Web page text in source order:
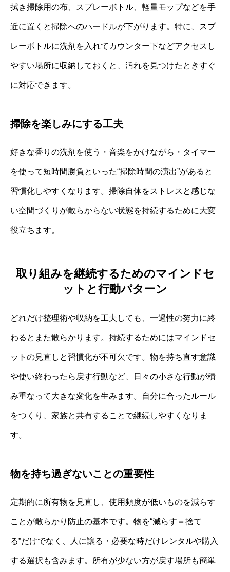
拭き掃除用の布、スプレーボトル、軽量モップなどを手
近に置くと掃除へのハードルが下がります。特に、スプ
レーボトルに洗剤を入れてカウンター下などアクセスし
やすい場所に収納しておくと、汚れを見つけたときすぐ
に対応できます。
掃除を楽しみにする工夫
好きな香りの洗剤を使う・音楽をかけながら・タイマー
を使って短時間勝負といった“掃除時間の演出”があると
習慣化しやすくなります。掃除自体をストレスと感じな
い空間づくりが散らからない状態を持続するために大変
役立ちます。
取り組みを継続するためのマインドセ
ットと行動パターン
どれだけ整理術や収納を工夫しても、一過性の努力に終
わるとまた散らかります。持続するためにはマインドセ
ットの見直しと習慣化が不可欠です。物を持ち直す意識
や使い終わったら戻す行動など、日々の小さな行動が積
み重なって大きな変化を生みます。自分に合ったルール
をつくり、家族と共有することで継続しやすくなりま
す。
物を持ち過ぎないことの重要性
定期的に所有物を見直し、使用頻度が低いものを減らす
ことが散らかり防止の基本です。物を“減らす＝捨て
る”だけでなく、人に譲る・必要な時だけレンタルや購入
する選択も含みます。所有が少ない方が戻す場所も簡単